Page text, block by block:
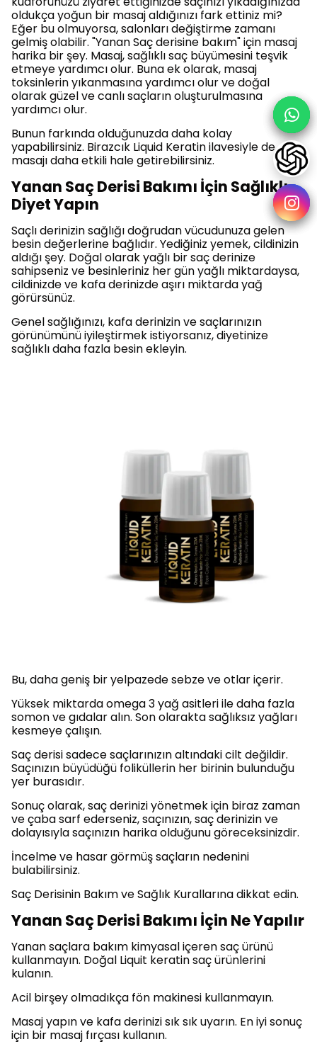
oldukça yoğun bir masaj aldığınızı fark ettiniz mi?
Eğer bu olmuyorsa, salonları değiştirme zamanı
gelmiş olabilir. "Yanan Saç derisine bakım" için masaj
harika bir şey. Masaj, sağlıklı saç büyümesini teşvik
etmeye yardımcı olur. Buna ek olarak, masaj
toksinlerin yıkanmasına yardımcı olur ve doğal
olarak güzel ve canlı saçların oluşturulmasına
yardımcı olur.
Bunun farkında olduğunuzda daha kolay
yapabilirsiniz. Birazcık Liquid Keratin ilavesiyle de
masajı daha etkili hale getirebilirsiniz.
Yanan Saç Derisi Bakımı İçin Sağlıklı
Diyet Yapın
Saçlı derinizin sağlığı doğrudan vücudunuza gelen
besin değerlerine bağlıdır. Yediğiniz yemek, cildinizin
aldığı şey. Doğal olarak yağlı bir saç derinize
sahipseniz ve besinleriniz her gün yağlı miktardaysa,
cildinizde ve kafa derinizde aşırı miktarda yağ
görürsünüz.
Genel sağlığınızı, kafa derinizin ve saçlarınızın
görünümünü iyileştirmek istiyorsanız, diyetinize
sağlıklı daha fazla besin ekleyin.
Bu, daha geniş bir yelpazede sebze ve otlar içerir.
Yüksek miktarda omega 3 yağ asitleri ile daha fazla
somon ve gıdalar alın. Son olarakta sağlıksız yağları
kesmeye çalışın.
Saç derisi sadece saçlarınızın altındaki cilt değildir.
Saçınızın büyüdüğü foliküllerin her birinin bulunduğu
yer burasıdır.
Sonuç olarak, saç derinizi yönetmek için biraz zaman
ve çaba sarf ederseniz, saçınızın, saç derinizin ve
dolayısıyla saçınızın harika olduğunu göreceksinizdir.
İncelme ve hasar görmüş saçların nedenini
bulabilirsiniz.
Saç Derisinin Bakım ve Sağlık Kurallarına dikkat edin.
Yanan Saç Derisi Bakımı İçin Ne Yapılır
Yanan saçlara bakım kimyasal içeren saç ürünü
kullanmayın. Doğal Liquit keratin saç ürünlerini
kulanın.
Acil birşey olmadıkça fön makinesi kullanmayın.
Masaj yapın ve kafa derinizi sık sık uyarın. En iyi sonuç
için bir masaj fırçası kullanın.